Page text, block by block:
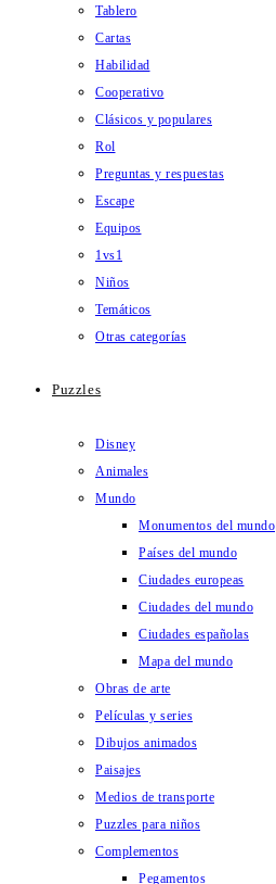
Tablero
Cartas
Habilidad
Cooperativo
Clásicos y populares
Rol
Preguntas y respuestas
Escape
Equipos
1vs1
Niños
Temáticos
Otras categorías
Puzzles
Disney
Animales
Mundo
Monumentos del mundo
Países del mundo
Ciudades europeas
Ciudades del mundo
Ciudades españolas
Mapa del mundo
Obras de arte
Películas y series
Dibujos animados
Paisajes
Medios de transporte
Puzzles para niños
Complementos
Pegamentos